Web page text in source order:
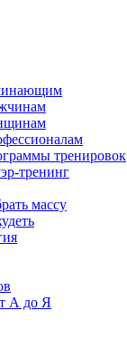
тренировок
тренинг
массу
А до Я